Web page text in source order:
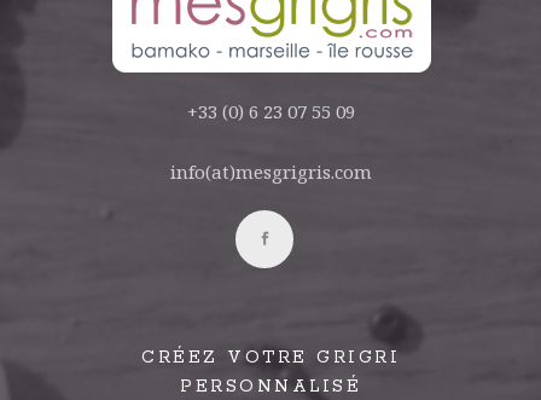
+33 (0) 6 23 07 55 09
info(at)mesgrigris.com
CRÉEZ VOTRE GRIGRI
PERSONNALISÉ